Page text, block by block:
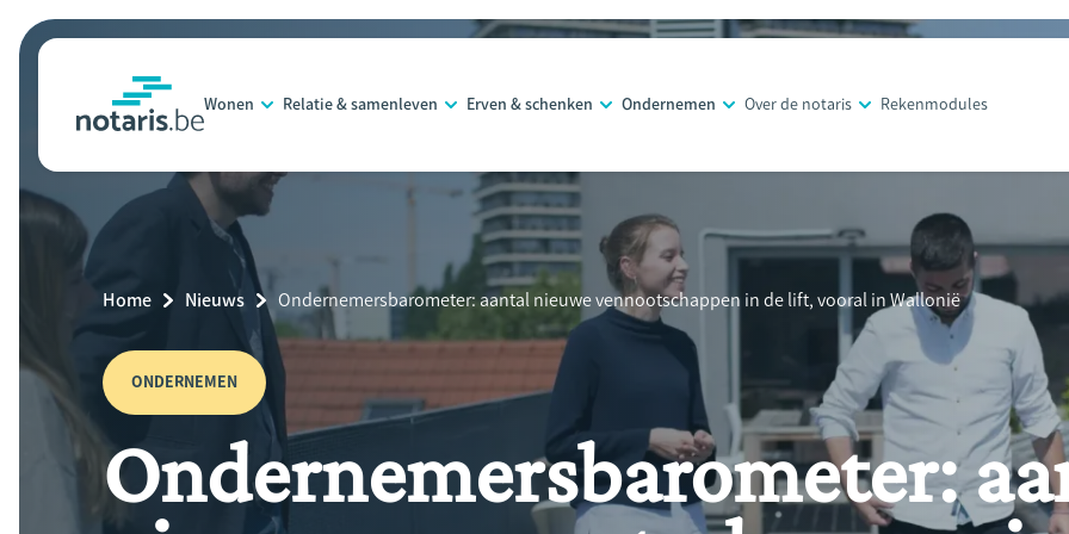
Overslaan
en
inhoud
gaan
Wonen Relatie & samenleven Erven & schenken Ondernemen Over de notaris Rekenmodules
Breadcrumb
Home Nieuws
Current
Page:
Ondernemersbarometer: aantal nieuwe vennootschappen in de lift, vooral in Wallonië
ONDERNEMEN
Ondernemersbarometer: